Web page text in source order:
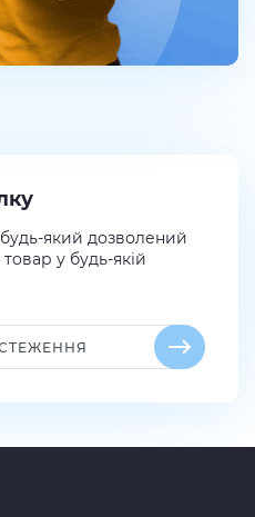
який дозволений
у будь-якій